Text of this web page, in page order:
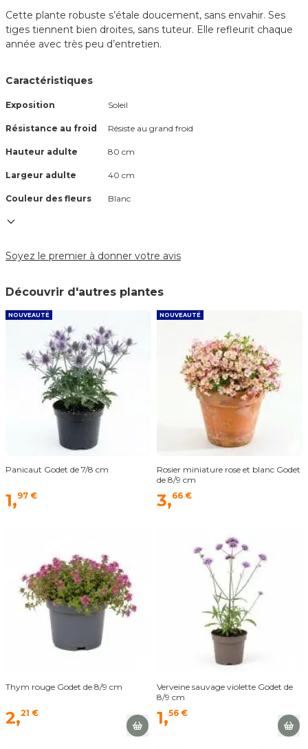
Cette plante robuste s’étale doucement, sans envahir. Ses
tiges tiennent bien droites, sans tuteur. Elle refleurit chaque
année avec très peu d’entretien.
Caractéristiques
Exposition Soleil
Résistance au froid Résiste au grand froid
Hauteur adulte 80 cm
Largeur adulte 40 cm
Couleur des fleurs Blanc
Soyez le premier à donner votre avis
Découvrir d'autres plantes
NOUVEAUTÉ
Panicaut Godet de 7/8 cm
1,97 €
NOUVEAUTÉ
Rosier miniature rose et blanc Godet
de 8/9 cm
3,66 €
Thym rouge Godet de 8/9 cm
2,21 €
Verveine sauvage violette Godet de
8/9 cm
1,56 €